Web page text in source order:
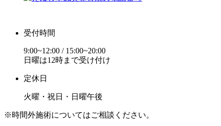
受付時間
9:00~12:00 / 15:00~20:00
日曜は12時まで受け付け
定休日
火曜・祝日・日曜午後
※時間外施術についてはご相談ください。